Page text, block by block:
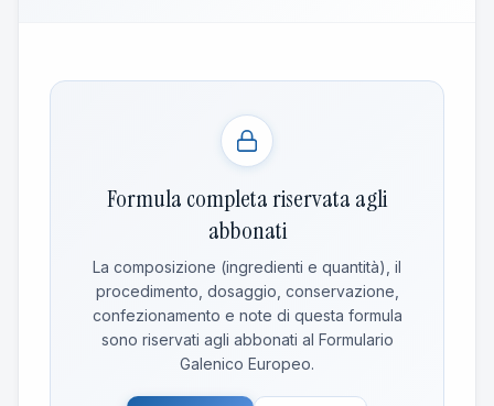
Formula completa riservata agli
abbonati
La composizione (ingredienti e quantità), il
procedimento, dosaggio, conservazione,
confezionamento e note di questa formula
sono riservati agli abbonati al Formulario
Galenico Europeo.